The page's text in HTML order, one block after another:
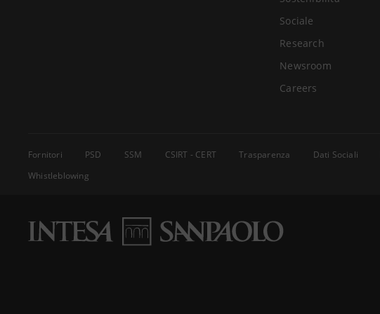
Sociale
Research
Newsroom
Careers
Fornitori PSD SSM CSIRT - CERT Trasparenza Dati Sociali
Whistleblowing